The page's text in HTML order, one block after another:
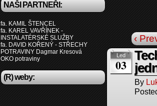
NAŠI PARTNEŘI:
fa. KAMIL ŠTENCEL
fa. KAREL VAVŘÍNEK -
INSTALATÉRSKÉ SLUŽBY
fa. DAVID KOŘENÝ - STŘECHY
POTRAVINY Dagmar Kresová
OKO potraviny
(R) weby:
‹
Led
03
By